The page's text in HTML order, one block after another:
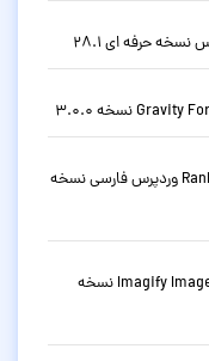
دانلود افزونه سئو حرفه ای رنک مث Rank Math Pro وردپرس فارسی نسخه
افزونه بهینه سازی تصاویر وردپرس Imagify Image Optimizer نسخه